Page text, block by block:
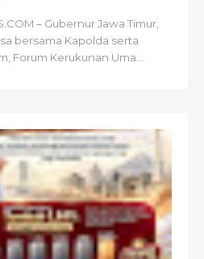
– Gubernur Jawa Timur,
bersama Kapolda serta
Forum Kerukunan Uma...